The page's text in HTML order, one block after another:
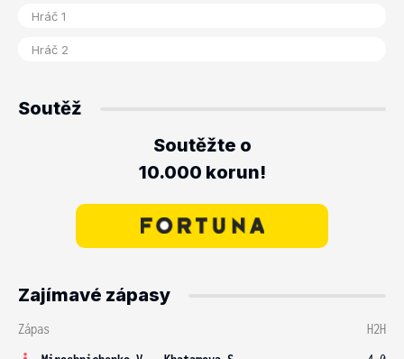
Soutěž
Soutěžte o
10.000 korun!
Zajímavé zápasy
Zápas
H2H